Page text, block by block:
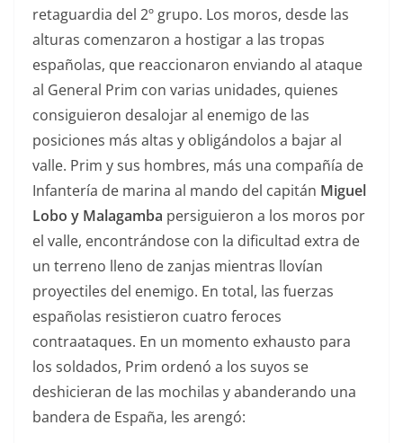
retaguardia del 2º grupo. Los moros, desde las
alturas comenzaron a hostigar a las tropas
españolas, que reaccionaron enviando al ataque
al General Prim con varias unidades, quienes
consiguieron desalojar al enemigo de las
posiciones más altas y obligándolos a bajar al
valle. Prim y sus hombres, más una compañía de
Infantería de marina al mando del capitán Miguel
Lobo y Malagamba persiguieron a los moros por
el valle, encontrándose con la dificultad extra de
un terreno lleno de zanjas mientras llovían
proyectiles del enemigo. En total, las fuerzas
españolas resistieron cuatro feroces
contraataques. En un momento exhausto para
los soldados, Prim ordenó a los suyos se
deshicieran de las mochilas y abanderando una
bandera de España, les arengó: